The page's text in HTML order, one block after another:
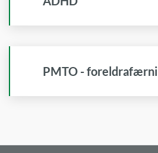
PMTO - foreldrafærni